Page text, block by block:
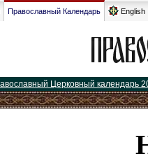
Православный Календарь English
Церковный календарь